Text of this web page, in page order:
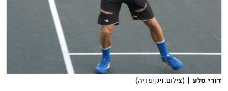
דודי סלע | (צילום: ויקיפדיה)